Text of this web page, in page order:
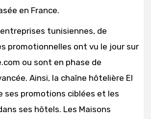
en France.
tunisiennes, de
promotionnelles ont vu le jour sur
ou sont en phase de
Ainsi, la chaîne hôtelière El
ses promotions ciblées et les
ses hôtels. Les Maisons